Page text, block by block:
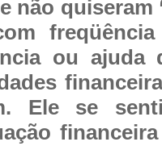
não quiseram
ou ajuda
Ele se